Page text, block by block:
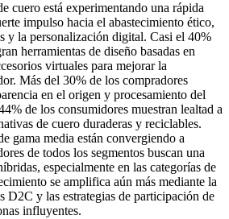
cuero está experimentando una rápida
impulso hacia el abastecimiento ético,
y la personalización digital. Casi el 40%
herramientas de diseño basadas en
virtuales para mejorar la
Más del 30% de los compradores
en el origen y procesamiento del
de los consumidores muestran lealtad a
de cuero duraderas y reciclables.
gama media están convergiendo a
de todos los segmentos buscan una
especialmente en las categorías de
se amplifica aún más mediante la
D2C y las estrategias de participación de
influyentes.